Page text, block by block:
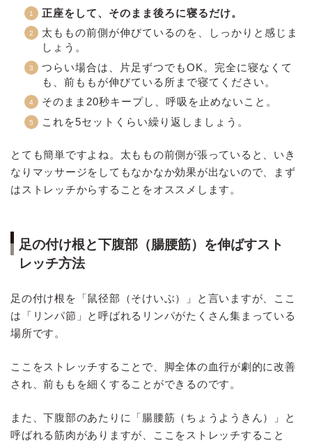
正座をして、そのまま後ろに寝るだけ。
太ももの前側が伸びているのを、しっかりと感じま
しょう。
つらい場合は、片足ずつでもOK。完全に寝なくて
も、前ももが伸びている所まで寝てください。
そのまま20秒キープし、呼吸を止めないこと。
これを5セットくらい繰り返しましょう。
とても簡単ですよね。太ももの前側が張っていると、いき
なりマッサージをしてもなかなか効果が出ないので、まず
はストレッチからすることをオススメします。
足の付け根と下腹部（腸腰筋）を伸ばすスト
レッチ方法
足の付け根を「鼠径部（そけいぶ）」と言いますが、ここ
は「リンパ節」と呼ばれるリンパがたくさん集まっている
場所です。
ここをストレッチすることで、脚全体の血行が劇的に改善
され、前ももを細くすることができるのです。
また、下腹部のあたりに「腸腰筋（ちょうようきん）」と
呼ばれる筋肉がありますが、ここをストレッチすること